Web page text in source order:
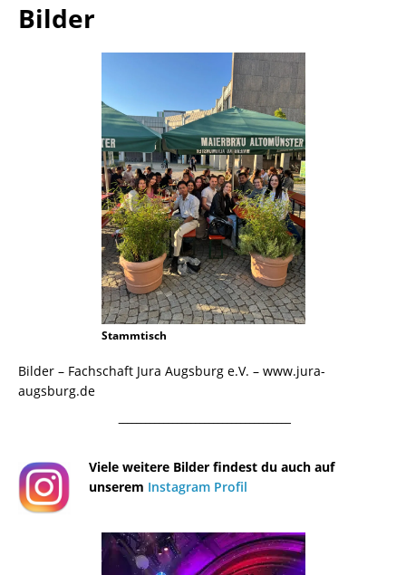
Bilder
Stammtisch
Bilder – Fachschaft Jura Augsburg e.V. – www.jura-
augsburg.de
¯¯¯¯¯¯¯¯¯¯¯¯¯¯¯¯¯¯¯¯¯¯¯¯¯¯¯¯¯¯¯¯¯¯¯¯¯¯
Viele weitere Bilder findest du auch auf
unserem Instagram Profil